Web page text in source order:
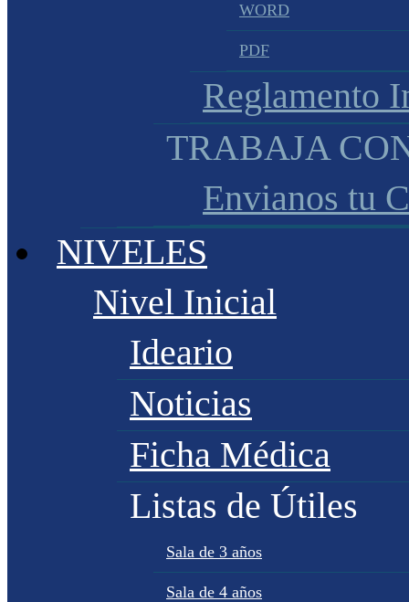
WORD
PDF
Reglamento
TRABAJA
Envianos tu
NIVELES
Nivel Inicial
Ideario
Noticias
Ficha Médica
Listas de Útiles
Sala de 3 años
Sala de 4 años